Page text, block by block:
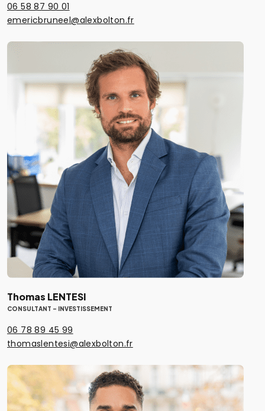
06 58 87 90 01
emericbruneel@alexbolton.fr
Thomas LENTESI
CONSULTANT - INVESTISSEMENT
06 78 89 45 99
thomaslentesi@alexbolton.fr